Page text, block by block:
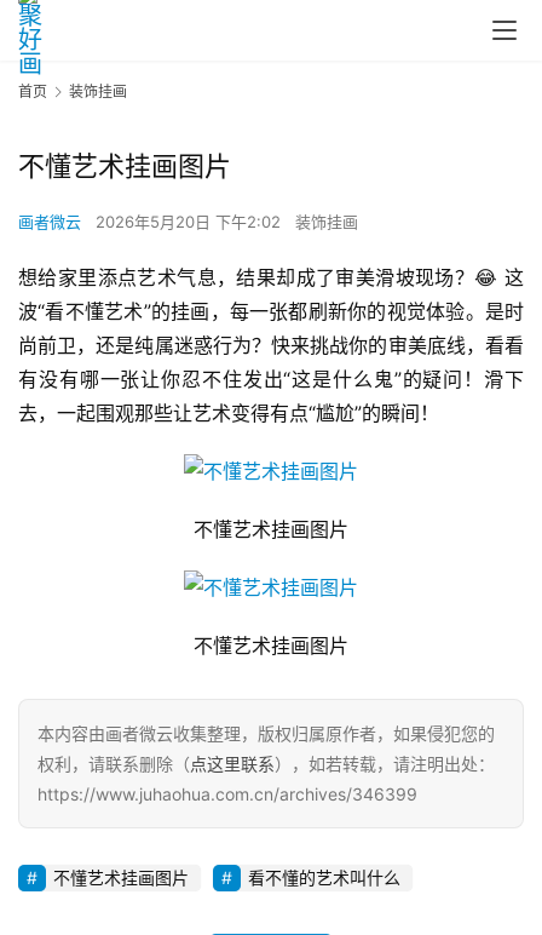
首页 装饰挂画
不懂艺术挂画图片
画者微云 2026年5月20日 下午2:02 装饰挂画
想给家里添点艺术气息，结果却成了审美滑坡现场？😂 这
波“看不懂艺术”的挂画，每一张都刷新你的视觉体验。是时
尚前卫，还是纯属迷惑行为？快来挑战你的审美底线，看看
有没有哪一张让你忍不住发出“这是什么鬼”的疑问！滑下
去，一起围观那些让艺术变得有点“尴尬”的瞬间！
不懂艺术挂画图片
不懂艺术挂画图片
本内容由画者微云收集整理，版权归属原作者，如果侵犯您的
权利，请联系删除（点这里联系），如若转载，请注明出处：
https://www.juhaohua.com.cn/archives/346399
不懂艺术挂画图片 看不懂的艺术叫什么